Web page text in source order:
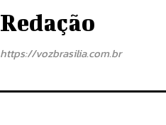
Redação
https://vozbrasilia.com.br